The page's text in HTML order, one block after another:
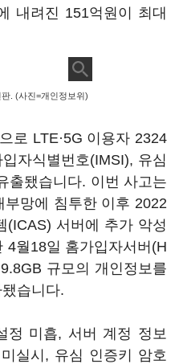
내려진 151억원이 최대
. (사진=개인정보위)
로 LTE·5G 이용자 2324
자식별번호(IMSI), 유심
출됐습니다. 이번 사고는
망에 침투한 이후 2022
(ICAS) 서버에 추가 악성
4월18일 홈가입자서버(H
규모의 개인정보를
습니다.
정 미흡, 서버 계정 정보
실시, 유심 인증키 암호